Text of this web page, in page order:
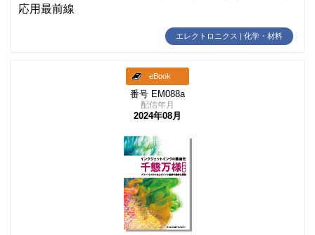
応用最前線
エレクトロニクス | 化学・材料
eBook
番号 EM088a
配信年月
2024年08月